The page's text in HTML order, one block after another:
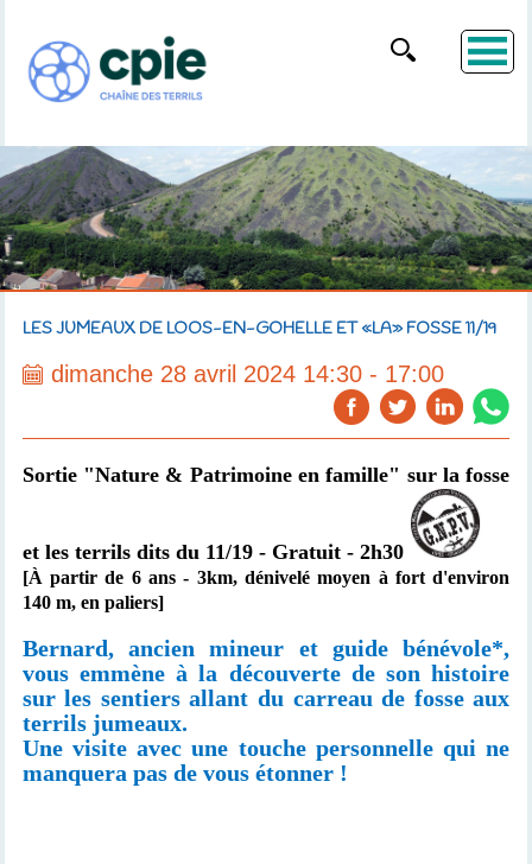
LES JUMEAUX DE LOOS-EN-GOHELLE ET «LA» FOSSE 11/19
dimanche 28 avril 2024 14:30 - 17:00
Sortie "Nature & Patrimoine en famille" sur la fosse
et les terrils dits du 11/19 - Gratuit - 2h30
[À partir de 6 ans - 3km,dénivelé moyen à fort d'environ
140 m, en paliers]
Bernard, ancien mineur et guide bénévole*,
vous emmène à la découverte de son histoire
sur les sentiers allant du carreau de fosse aux
terrils jumeaux.
Une visite avec une touche personnelle qui ne
manquera pas de vous étonner !